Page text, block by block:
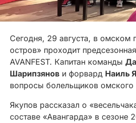
Сегодня, 29 августа, в омском
остров» проходит
AVANFEST. Капитан команды
Шарипзянов и форвард Наиль
вопросы болельщиков омского
Якупов рассказал о
составе «Авангарда» в сезоне